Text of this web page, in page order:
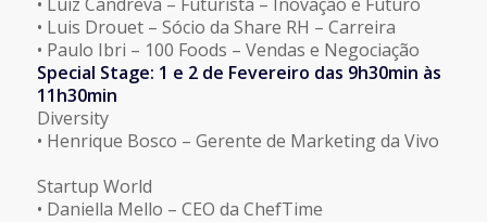
• Luis Drouet – Sócio da Share RH – Carreira
• Paulo Ibri – 100 Foods – Vendas e Negociação
Special Stage: 1 e 2 de Fevereiro das 9h30min às
11h30min
Diversity
• Henrique Bosco – Gerente de Marketing da Vivo
Startup World
• Daniella Mello – CEO da ChefTime